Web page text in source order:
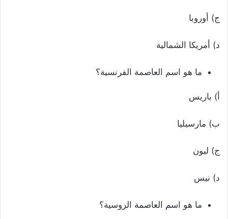
ج) أوروبا
د) أمريكا الشمالية
ما هو اسم العاصمة الفرنسية؟
أ) باريس
ب) مارسيليا
ج) ليون
د) نيس
ما هو اسم العاصمة الروسية؟